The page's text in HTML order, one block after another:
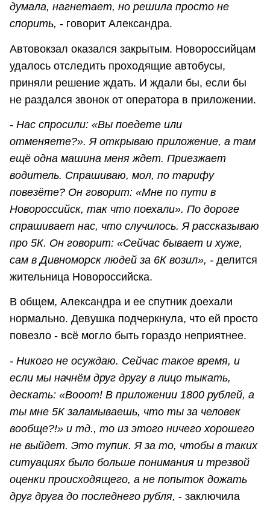
думала, нагнетает, но решила просто не
спорить, - говорит Александра.
Автовокзал оказался закрытым. Новороссийцам
удалось отследить проходящие автобусы,
приняли решение ждать. И ждали бы, если бы
не раздался звонок от оператора в приложении.
- Нас спросили: «Вы поедете или
отменяете?». Я открываю приложение, а там
ещё одна машина меня ждет. Приезжает
водитель. Спрашиваю, мол, по тарифу
повезёте? Он говорит: «Мне по пути в
Новороссийск, так что поехали». По дороге
спрашивает нас, что случилось. Я рассказываю
про 5К. Он говорит: «Сейчас бывает и хуже,
сам в Дивноморск людей за 6К возил», - делится
жительница Новороссийска.
В общем, Александра и ее спутник доехали
нормально. Девушка подчеркнула, что ей просто
повезло - всё могло быть гораздо неприятнее.
- Никого не осуждаю. Сейчас такое время, и
если мы начнём друг другу в лицо тыкать,
дескать: «Вооот! В приложении 1800 рублей, а
ты мне 5К заламываешь, что ты за человек
вообще?!» и тд., то из этого ничего хорошего
не выйдет. Это тупик. Я за то, чтобы в таких
ситуациях было больше понимания и трезвой
оценки происходящего, а не попыток дожать
друг друга до последнего рубля, - заключила